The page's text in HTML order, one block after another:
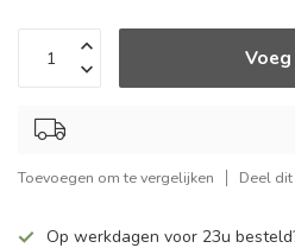
Toevoegen om te vergelijken Deel
Op werkdagen voor 23u